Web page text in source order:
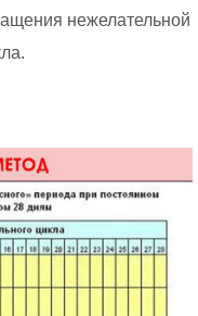
нежелательной